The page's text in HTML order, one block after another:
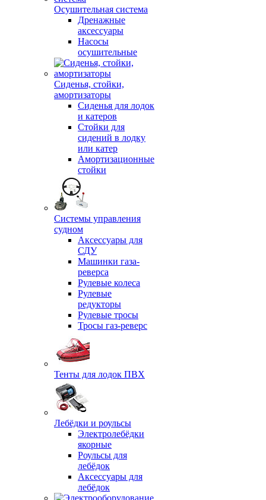
Осушительная система
Дренажные
аксессуары
Насосы
осушительные
Сиденья, стойки,
амортизаторы
Сиденья для лодок
и катеров
Стойки для
сидений в лодку
или катер
Амортизационные
стойки
Системы управления
судном
Аксессуары для
СДУ
Машинки газа-
реверса
Рулевые колеса
Рулевые
редукторы
Рулевые тросы
Тросы газ-реверс
Тенты для лодок ПВХ
Лебёдки и роульсы
Электролебёдки
якорные
Роульсы для
лебёдок
Аксессуары для
лебёдок